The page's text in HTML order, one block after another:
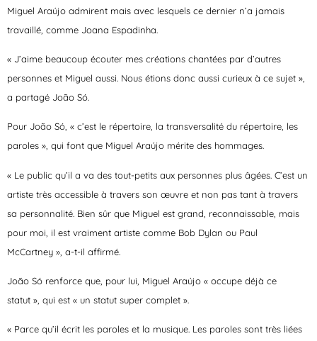
Miguel Araújo admirent mais avec lesquels ce dernier n’a jamais
travaillé, comme Joana Espadinha.
« J’aime beaucoup écouter mes créations chantées par d’autres
personnes et Miguel aussi. Nous étions donc aussi curieux à ce sujet »,
a partagé João Só.
Pour João Só, « c’est le répertoire, la transversalité du répertoire, les
paroles », qui font que Miguel Araújo mérite des hommages.
« Le public qu’il a va des tout-petits aux personnes plus âgées. C’est un
artiste très accessible à travers son œuvre et non pas tant à travers
sa personnalité. Bien sûr que Miguel est grand, reconnaissable, mais
pour moi, il est vraiment artiste comme Bob Dylan ou Paul
McCartney », a-t-il affirmé.
João Só renforce que, pour lui, Miguel Araújo « occupe déjà ce
statut », qui est « un statut super complet ».
« Parce qu’il écrit les paroles et la musique. Les paroles sont très liées